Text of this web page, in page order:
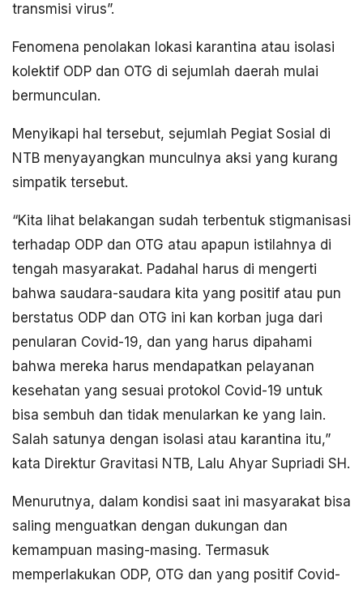
transmisi virus”.
Fenomena penolakan lokasi karantina atau isolasi
kolektif ODP dan OTG di sejumlah daerah mulai
bermunculan.
Menyikapi hal tersebut, sejumlah Pegiat Sosial di
NTB menyayangkan munculnya aksi yang kurang
simpatik tersebut.
“Kita lihat belakangan sudah terbentuk stigmanisasi
terhadap ODP dan OTG atau apapun istilahnya di
tengah masyarakat. Padahal harus di mengerti
bahwa saudara-saudara kita yang positif atau pun
berstatus ODP dan OTG ini kan korban juga dari
penularan Covid-19, dan yang harus dipahami
bahwa mereka harus mendapatkan pelayanan
kesehatan yang sesuai protokol Covid-19 untuk
bisa sembuh dan tidak menularkan ke yang lain.
Salah satunya dengan isolasi atau karantina itu,”
kata Direktur Gravitasi NTB, Lalu Ahyar Supriadi SH.
Menurutnya, dalam kondisi saat ini masyarakat bisa
saling menguatkan dengan dukungan dan
kemampuan masing-masing. Termasuk
memperlakukan ODP, OTG dan yang positif Covid-